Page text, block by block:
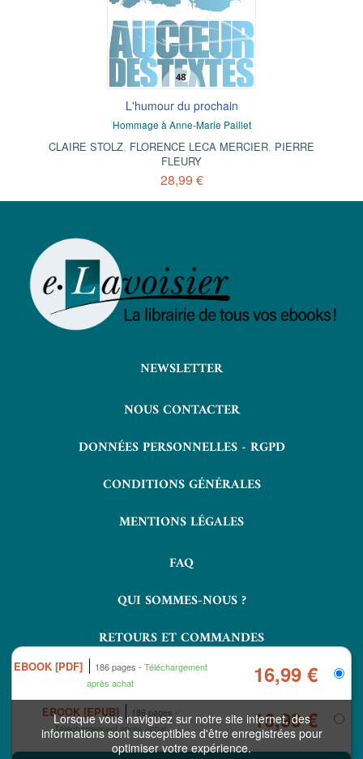
Lorsque vous naviguez sur notre site internet, des
informations sont susceptibles d'être enregistrées pour
optimiser votre expérience.
EBOOK [PDF] 186 pages
Téléchargement
après achat
16,99 €
EBOOK [EPUB]
186 pages
Téléchargement après achat
16,99 €
L'humour du prochain
Hommage à Anne-Marie Paillet
CLAIRE STOLZ, FLORENCE LECA MERCIER, PIERRE
FLEURY
28,99 €
NEWSLETTER
NOUS CONTACTER
DONNÉES PERSONNELLES - RGPD
CONDITIONS GÉNÉRALES
MENTIONS LÉGALES
FAQ
QUI SOMMES-NOUS ?
RETOURS ET COMMANDES
COPYRIGHT © 2026 LAVOISIER ET NUXOS PUBLISHING TECHNOLOGIES.